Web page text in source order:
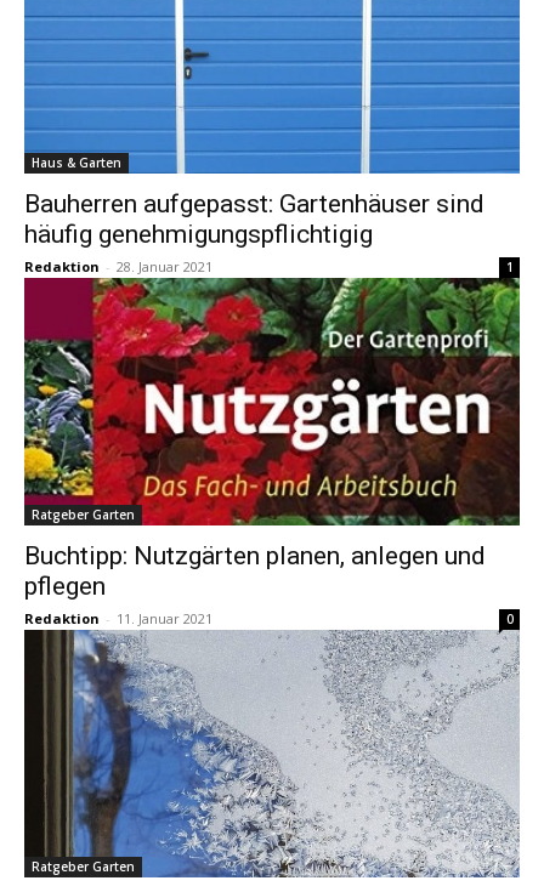
Haus & Garten
Bauherren aufgepasst: Gartenhäuser sind
häufig genehmigungspflichtigig
Redaktion - 28. Januar 2021 1
Ratgeber Garten
Buchtipp: Nutzgärten planen, anlegen und
pflegen
Redaktion - 11. Januar 2021 0
Ratgeber Garten